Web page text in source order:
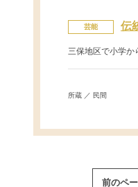
芸能 伝
三保地区で小学か
所蔵 ／ 民間
前のペ